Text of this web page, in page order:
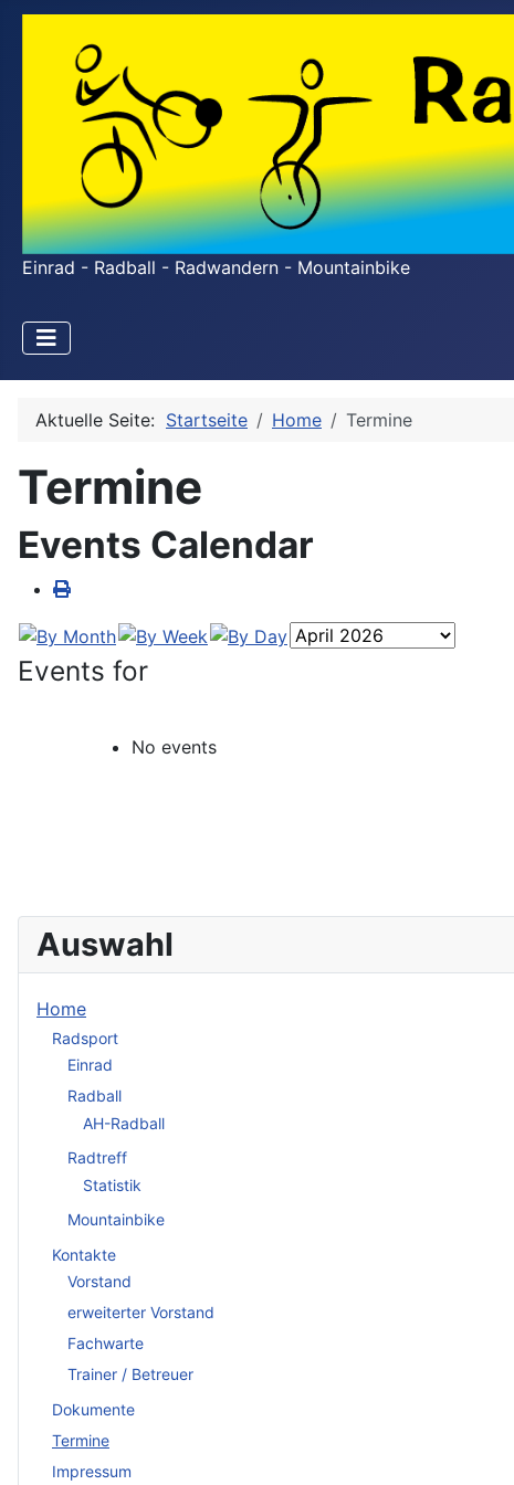
Einrad - Radball - Radwandern - Mountainbike
Aktuelle Seite: Startseite Home Termine
Termine
Events Calendar
Events for
No events
Auswahl
Home
Radsport
Einrad
Radball
AH-Radball
Radtreff
Statistik
Mountainbike
Kontakte
Vorstand
erweiterter Vorstand
Fachwarte
Trainer / Betreuer
Dokumente
Termine
Impressum